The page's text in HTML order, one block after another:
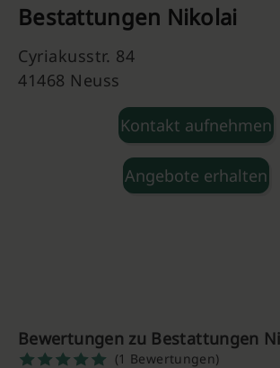
Bestattungen Nikolai
Cyriakusstr. 84
41468 Neuss
Kontakt aufnehmen
Angebote erhalten
Bewertungen zu Bestattungen
(1 Bewertungen)